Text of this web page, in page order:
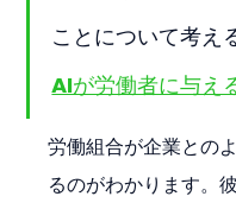
ことについて考え
AIが労働者に与え
労働組合が企業との
るのがわかります。